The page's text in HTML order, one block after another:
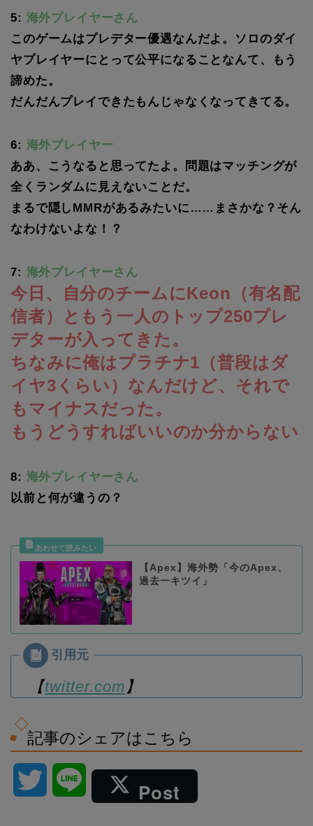
5: 海外プレイヤーさん
このゲームはプレデター優遇なんだよ。ソロのダイ
ヤプレイヤーにとって公平になることなんて、もう
諦めた。
だんだんプレイできたもんじゃなくなってきてる。
6: 海外プレイヤー
ああ、こうなると思ってたよ。問題はマッチングが
全くランダムに見えないことだ。
まるで隠しMMRがあるみたいに……まさかな？そん
なわけないよな！？
7: 海外プレイヤーさん
今日、自分のチームにKeon（有名配
信者）ともう一人のトップ250プレ
デターが入ってきた。
ちなみに俺はプラチナ1（普段はダ
イヤ3くらい）なんだけど、それで
もマイナスだった。
もうどうすればいいのか分からない
8: 海外プレイヤーさん
以前と何が違うの？
【Apex】海外勢「今のApex、
過去一キツイ」
【twitter.com 】
記事のシェアはこちら
Post